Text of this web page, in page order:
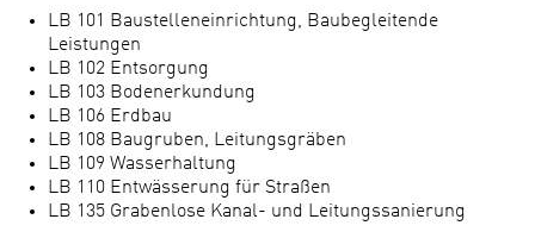
LB 101 Baustelleneinrichtung, Baubegleitende
Leistungen
LB 102 Entsorgung
LB 103 Bodenerkundung
LB 106 Erdbau
LB 108 Baugruben, Leitungsgräben
LB 109 Wasserhaltung
LB 110 Entwässerung für Straßen
LB 135 Grabenlose Kanal- und Leitungssanierung